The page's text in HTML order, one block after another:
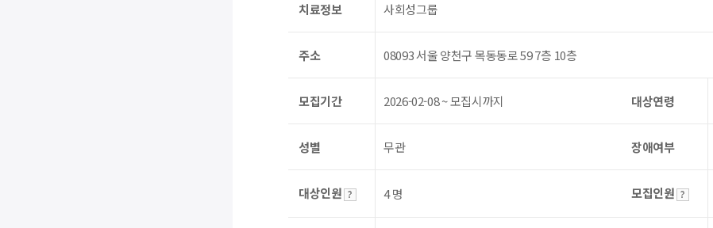
치료정보 사회성그룹
주소 08093 서울 양천구 목동동로 59 7층 10층
모집기간 2026-02-08 ~ 모집시까지 대상연령
성별 무관 장애여부
대상인원 4 명 모집인원